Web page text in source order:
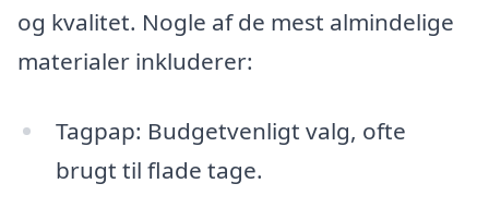
og kvalitet. Nogle af de mest almindelige
materialer inkluderer:
Tagpap: Budgetvenligt valg, ofte
brugt til flade tage.